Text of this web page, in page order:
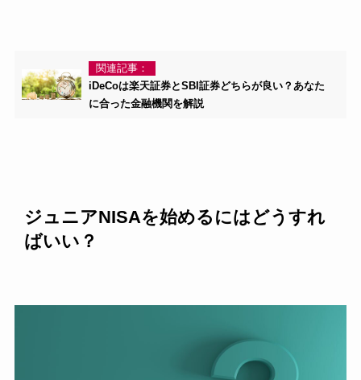
関連記事：
iDeCoは楽天証券とSBI証券どちらが良い？あなた
に合った金融機関を解説
ジュニアNISAを始めるにはどうすれ
ばいい？